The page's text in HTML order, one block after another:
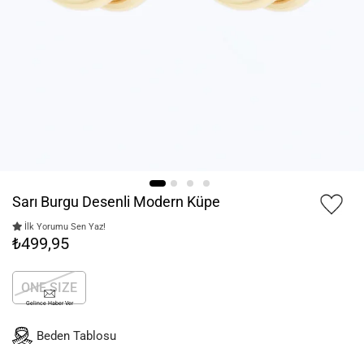
Sarı Burgu Desenli Modern Küpe
İlk Yorumu Sen Yaz!
₺499,95
ONE SIZE
Gelince Haber Ver
Beden Tablosu